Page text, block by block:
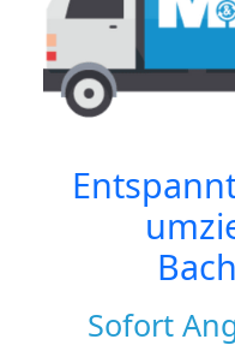
Sofort